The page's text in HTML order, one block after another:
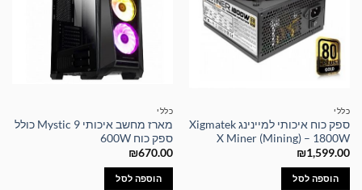
כללי
ספק כוח איכותי למיינינג Xigmatek
X Miner (Mining) – 1800W
₪1,599.00
הוספה לסל
כללי
מארז מחשב איכותי Mystic 9 כולל
ספק כוח 600W
₪670.00
הוספה לסל